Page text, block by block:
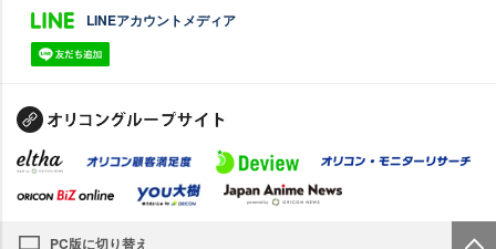
LINEアカウントメディア
PC版に切り替え